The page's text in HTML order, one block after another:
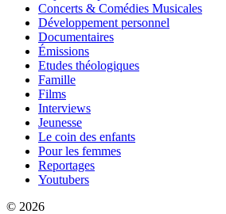
Concerts & Comédies Musicales
Développement personnel
Documentaires
Émissions
Etudes théologiques
Famille
Films
Interviews
Jeunesse
Le coin des enfants
Pour les femmes
Reportages
Youtubers
© 2026